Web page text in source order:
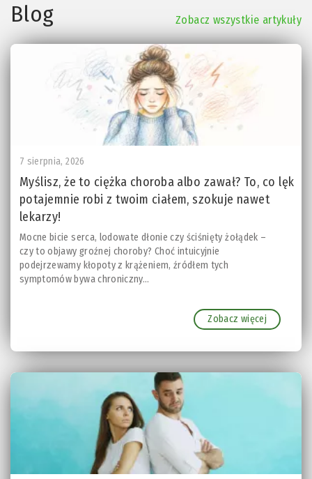
Blog Zobacz wszystkie artykuły
7 sierpnia, 2026
Myślisz, że to ciężka choroba albo zawał? To, co lęk
potajemnie robi z twoim ciałem, szokuje nawet
lekarzy!
Mocne bicie serca, lodowate dłonie czy ściśnięty żołądek –
czy to objawy groźnej choroby? Choć intuicyjnie
podejrzewamy kłopoty z krążeniem, źródłem tych
symptomów bywa chroniczny...
Zobacz więcej